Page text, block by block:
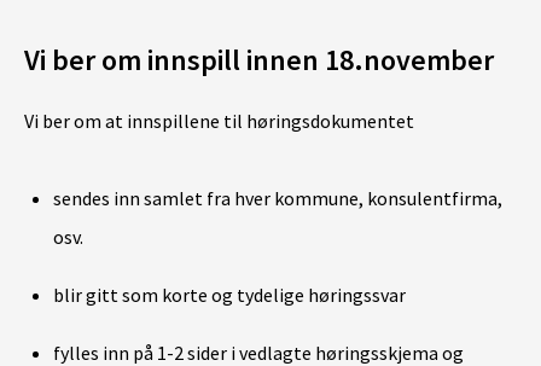
Vi ber om innspill innen 18.november
Vi ber om at innspillene til høringsdokumentet
sendes inn samlet fra hver kommune, konsulentfirma,
osv.
blir gitt som korte og tydelige høringssvar
fylles inn på 1-2 sider i vedlagte høringsskjema og